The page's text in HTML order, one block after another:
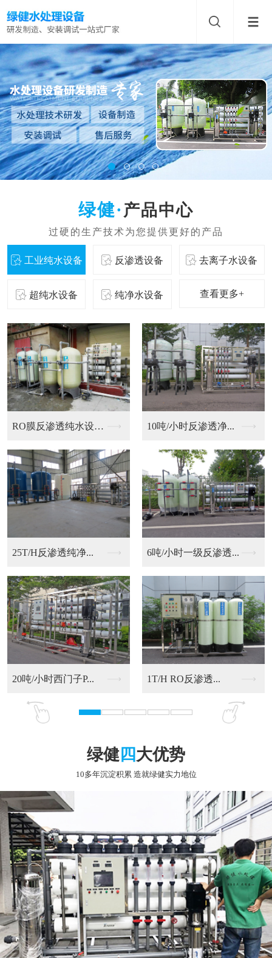
产品中心
工业纯水设备 反渗透设备 去离子水设备
超纯水设备 纯净水设备 查看更多+
二级反渗透纯化水设备... 10吨/小时反渗透净...
6吨/小时一级反渗透... 20吨/小时西门子P...
RO反渗透净化水设备 9T/H RO反渗透...
绿健 四大优势
10多年沉淀积累 造就绿健实力地位